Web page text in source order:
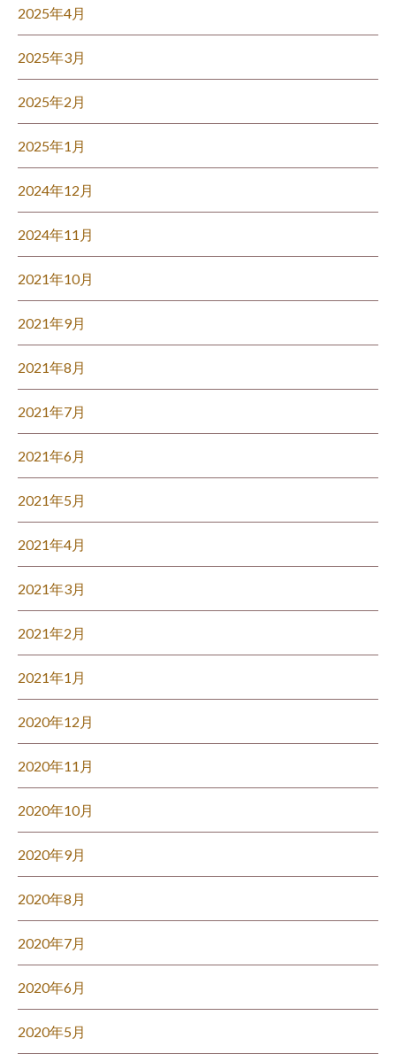
2025年4月
2025年3月
2025年2月
2025年1月
2024年12月
2024年11月
2021年10月
2021年9月
2021年8月
2021年7月
2021年6月
2021年5月
2021年4月
2021年3月
2021年2月
2021年1月
2020年12月
2020年11月
2020年10月
2020年9月
2020年8月
2020年7月
2020年6月
2020年5月